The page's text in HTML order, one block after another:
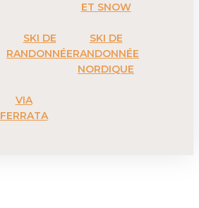
ET SNOW
SKI DE
RANDONNÉE
SKI DE
RANDONNÉE
NORDIQUE
VIA
FERRATA